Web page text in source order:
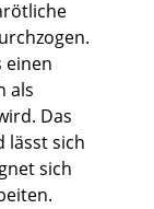
einen
als
Das
lässt sich
sich